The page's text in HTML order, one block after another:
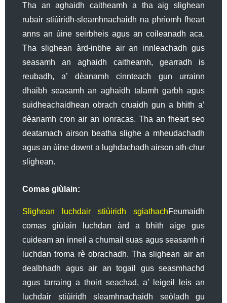
Tha an aghaidh caitheamh a tha aig slighean
rubair stiùiridh-sleamhnachaidh na phrìomh fheart
anns an ùine seirbheis agus an coileanadh aca.
Tha slighean àrd-inbhe air an innleachadh gus
seasamh an aghaidh caitheamh, gearradh is
reubadh, a’ dèanamh cinnteach gun urrainn
dhaibh seasamh an aghaidh talamh garbh agus
suidheachaidhean obrach cruaidh gun a bhith a’
dèanamh cron air an ionracas. Tha an fheart seo
deatamach airson beatha slighe a mheudachadh
agus an ùine downt a lughdachadh airson ath-chur
slighean.
Comas giùlain:
Slighean luchdair stiùiridh sgiathachFeumaidh
comas giùlain luchdan àrd a bhith aige gus
cuideam an inneil a chumail suas agus seasamh ri
luchdan troma rè obrachadh. Tha slighean air an
dealbhadh agus air an togail gus seasmhachd
agus tarraing a thoirt seachad, a’ leigeil leis an
luchdair stiùiridh sleamhnachaidh seòladh gu